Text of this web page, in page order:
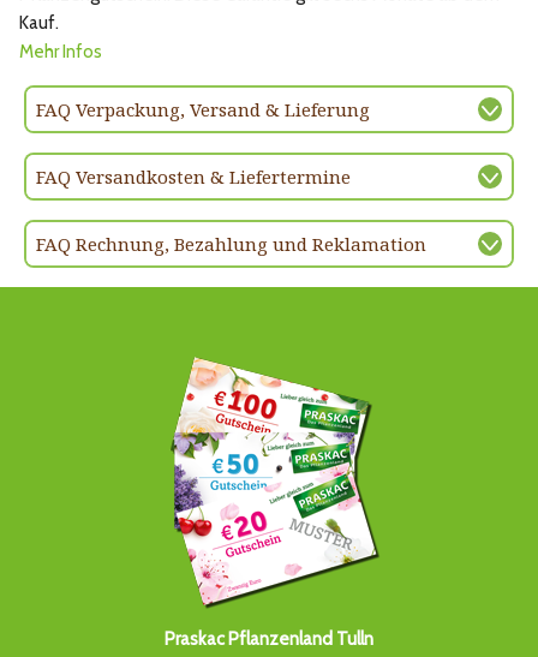
Kauf.
Mehr Infos
FAQ Verpackung, Versand & Lieferung
FAQ Versandkosten & Liefertermine
FAQ Rechnung, Bezahlung und Reklamation
Praskac Pflanzenland Tulln